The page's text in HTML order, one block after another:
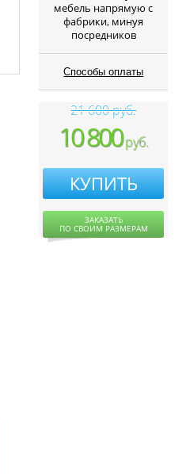
мебель напрямую с
фабрики, минуя
посредников
Способы оплаты
21 600 руб.
10 800руб.
КУПИТЬ
ЗАКАЗАТЬ
ПО СВОИМ РАЗМЕРАМ